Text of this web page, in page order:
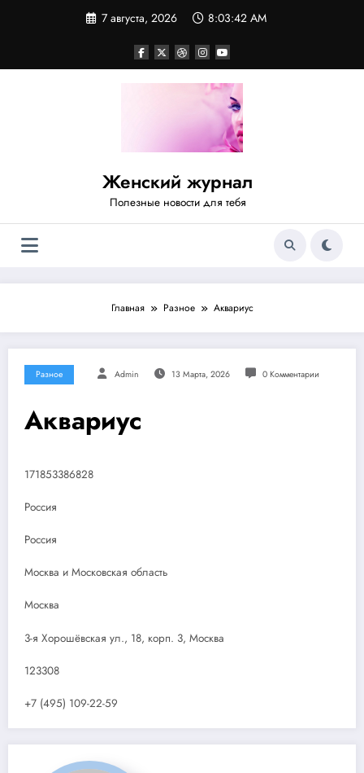
7 августа, 2026 8:03:43 AM
Женский журнал
Полезные новости для тебя
Главная Разное Аквариус
Разное Admin 13 Марта, 2026 0 Комментарии
Аквариус
171853386828
Россия
Россия
Москва и Московская область
Москва
3-я Хорошёвская ул., 18, корп. 3, Москва
123308
+7 (495) 109-22-59